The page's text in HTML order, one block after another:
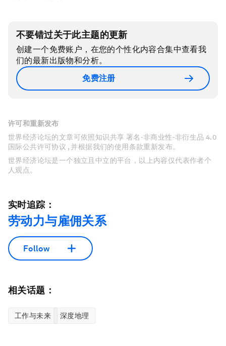
不要错过关于此主题的更新
创建一个免费账户，在您的个性化内容合集中查看我
们的最新出版物和分析。
免费注册
许可和重新发布
世界经济论坛的文章可依照知识共享 署名-非商业性-非衍生品 4.0
国际公共许可协议 , 并根据我们的使用条款重新发布。
世界经济论坛是一个独立且中立的平台，以上内容仅代表作者个
人观点。
实时追踪：
劳动力与雇佣关系
Follow
相关话题：
工作与未来 深度地理